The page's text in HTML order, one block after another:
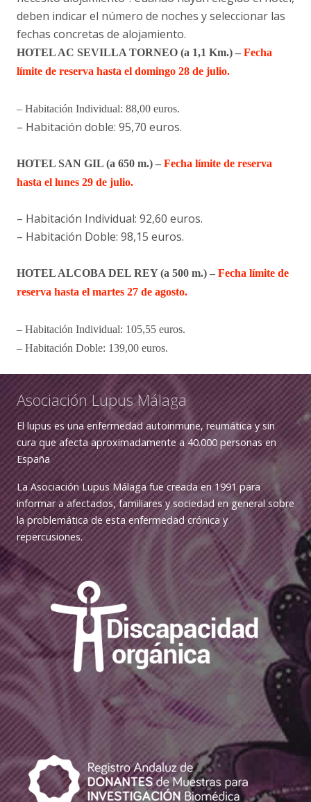
deben indicar el número de noches y seleccionar las
fechas concretas de alojamiento.
HOTEL AC SEVILLA TORNEO (a 1,1 Km.) – Fecha
límite de reserva hasta el domingo 28 de julio.
– Habitación Individual: 88,00 euros.
– Habitación doble: 95,70 euros.
HOTEL SAN GIL (a 650 m.) – Fecha límite de reserva
hasta el lunes 29 de julio.
– Habitación Individual: 92,60 euros.
– Habitación Doble: 98,15 euros.
HOTEL ALCOBA DEL REY (a 500 m.) – Fecha límite de
reserva hasta el martes 27 de agosto.
– Habitación Individual: 105,55 euros.
– Habitación Doble: 139,00 euros.
Asociación Lupus Málaga
El lupus es una enfermedad autoinmune, reumática y sin
cura que afecta aproximadamente a 40.000 personas en
España
La Asociación Lupus Málaga fue creada en 1991 para
informar a afectados, familiares y sociedad en general sobre
la problemática de esta enfermedad crónica y
repercusiones.